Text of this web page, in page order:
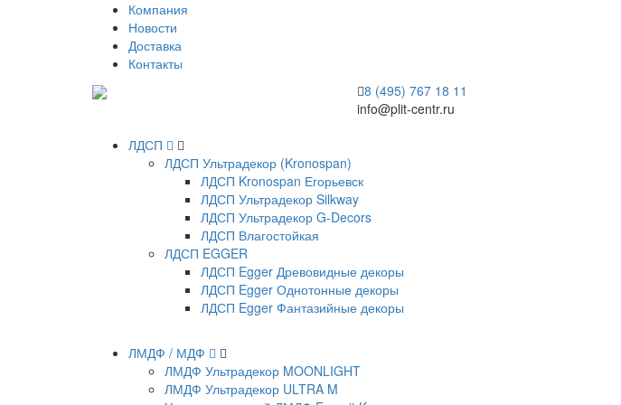
Компания
Новости
Доставка
Контакты
8 (495) 767 18 11
info@plit-centr.ru
ЛДСП
ЛДСП Ультрадекор (Kronospan)
ЛДСП Kronospan Егорьевск
ЛДСП Ультрадекор Silkway
ЛДСП Ультрадекор G-Decors
ЛДСП Влагостойкая
ЛДСП EGGER
ЛДСП Egger Древовидные декоры
ЛДСП Egger Однотонные декоры
ЛДСП Egger Фантазийные декоры
ЛМДФ / МДФ
ЛМДФ Ультрадекор MOONLIGHT
ЛМДФ Ультрадекор ULTRA M